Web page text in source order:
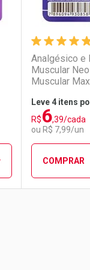
Ativar
Comprar
Comprar
Analgésico e
Muscular
Muscular
Leve 4 itens
R$6,39/cada
ou R$ 7,99/un
COMPRAR